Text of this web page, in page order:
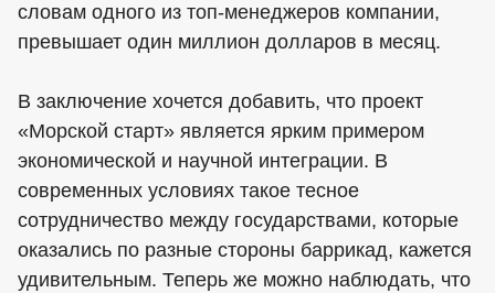
словам одного из топ-менеджеров компании,
превышает один миллион долларов в месяц.
В заключение хочется добавить, что проект
«Морской старт» является ярким примером
экономической и научной интеграции. В
современных условиях такое тесное
сотрудничество между государствами, которые
оказались по разные стороны баррикад, кажется
удивительным. Теперь же можно наблюдать, что